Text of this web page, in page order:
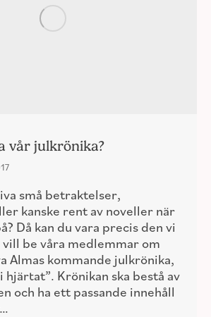
vår julkrönika?
små betraktelser,
kanske rent av noveller när
Då kan du vara precis den vi
be våra medlemmar om
Almas kommande julkrönika,
hjärtat”. Krönikan ska bestå av
och ha ett passande innehåll